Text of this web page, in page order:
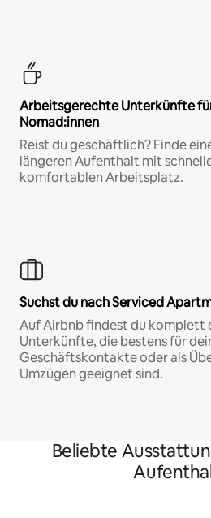
Arbeitsgerechte Unterkünfte
Nomad:innen
Reist du geschäftlich? Finde
längeren Aufenthalt mit
komfortablen Arbeitsplatz.
Suchst du nach Serviced
Auf Airbnb findest du komplett
Unterkünfte, die bestens für
Geschäftskontakte oder als
Umzügen geeignet sind.
Beliebte